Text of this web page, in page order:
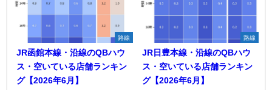
路線
JR函館本線・沿線のQBハウ
ス・空いている店舗ランキン
グ【2026年6月】
路線
JR日豊本線・沿線のQBハウ
ス・空いている店舗ランキン
グ【2026年6月】